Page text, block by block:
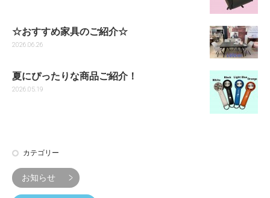
☆おすすめ家具のご紹介☆
2026.06.26
夏にぴったりな商品ご紹介！
2026.05.19
カテゴリー
お知らせ